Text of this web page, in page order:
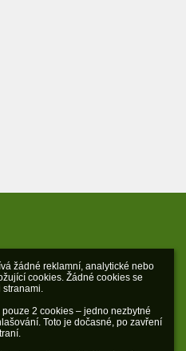
žádné reklamní, analytické nebo
cookies. Žádné cookies se
stranami.
2 cookies – jedno nezbytné
Toto je dočasné, po zavření